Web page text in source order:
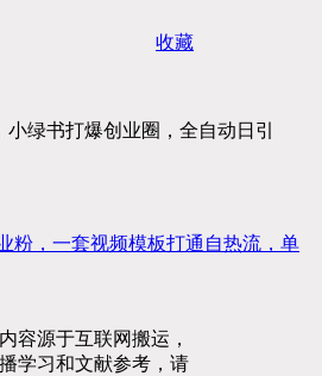
收藏
小绿书打爆创业圈，全自动日引
粉，一套视频模板打通自热流，单
容源于互联网搬运，
学习和文献参考，请